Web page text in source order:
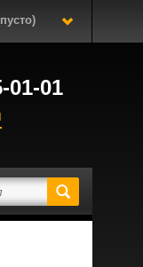
01-01